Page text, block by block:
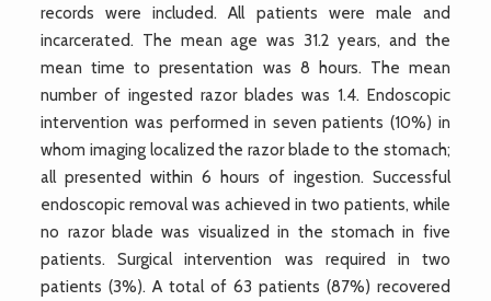
records were included. All patients were male and
incarcerated. The mean age was 31.2 years, and the
mean time to presentation was 8 hours. The mean
number of ingested razor blades was 1.4. Endoscopic
intervention was performed in seven patients (10%) in
whom imaging localized the razor blade to the stomach;
all presented within 6 hours of ingestion. Successful
endoscopic removal was achieved in two patients, while
no razor blade was visualized in the stomach in five
patients. Surgical intervention was required in two
patients (3%). A total of 63 patients (87%) recovered